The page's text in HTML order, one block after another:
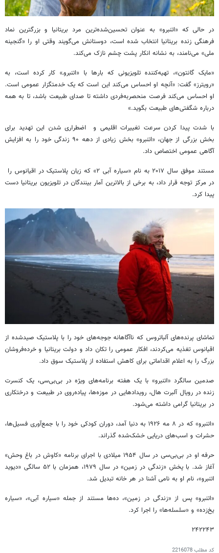
در حالی که «اتنبرو»‌ به عنوان تحسین‌شده‌ترین مرد بریتانیا و بزرگترین نماد
فرهنگی زنده بریتانیا انتخاب شده است، دوستانش می‌گویند وقتی او را «گنجینه
ملی» می‌نامند، به نشانه انکار پشت چشم نازک می‌کند.
«مایک گانتون»، تهیه‌کننده تلویزیونی که بارها با «اتنبروـ» کار کرده است، به
«رویترز» گفت: «آنچه او احساس می‌کند این است که یک خدمتگزار عمومی است.
او احساس می‌کند فرصت منحصربه‌فردی داشته تا صدای طبیعت باشد، تا به همه
درباره شگفتی‌های طبیعت بگوید.»
با شدت پیدا کردن سرعت تغییرات اقلیمی و اضطراری شدن این تهدید برای
بخش بزرگی از جهان، «اتنبرو» بخش زیادی از دهه ۹۰ زندگی خود را به افزایش
آگاهی عمومی اختصاص داد.
مستند موفق سال ۲۰۱۷ به نام «سیاره آبی ۲» که زیان پلاستیک در اقیانوس را
در مرکز توجه قرار داد، به برخی از بالاترین آمار بینندگان در تلویزیون بریتانیا دست
پیدا کرد.
تماشای پرنده‌های آلباتروس‌ که ناآگاهانه جوجه‌های خود را با پلاستیک صیدشده از
اقیانوس تغذیه می‌کردند، افکار عمومی را تکان داد و دولت بریتانیا و خرده‌فروشان
بزرگ را به اعلام اقداماتی برای کاهش استفاده از پلاستیک سوق داد.
صدمین سالگرد «اتنبرو» با یک هفته برنامه‌های ویژه در بی‌بی‌سی، یک کنسرت
زنده در رویال آلبرت هال، رویدادهایی در موزه‌ها، پیاده‌روی در طبیعت و درختکاری
در بریتانیا گرامی داشته می‌شود.
«اتنبرو» که در ۸ مه ۱۹۲۶ به دنیا آمد، دوران کودکی خود را با جمع‌آوری فسیل‌ها،
حشرات و اسب‌های دریایی خشک‌شده گذراند.
حرفه او در بی‌بی‌سی در سال ۱۹۵۴ میلادی با اجرای برنامه «کاوش در باغ وحش»
آغاز شد. با پخش «زندگی در زمین» در سال ۱۹۷۹، همزمان با ۵۲ سالگی «دیوید
اتنبرو»، نام او به نامی آشنا در هر خانه تبدیل شد.
«اتنبرو» پس از «زندگی در زمین»، ده‌ها مستند از جمله «سیاره آبی»، «سیاره
یخ‌زده» و «سلسله‌ها» را اجرا کرد.
۲۴۲۲۴۳
کد مطلب2216078